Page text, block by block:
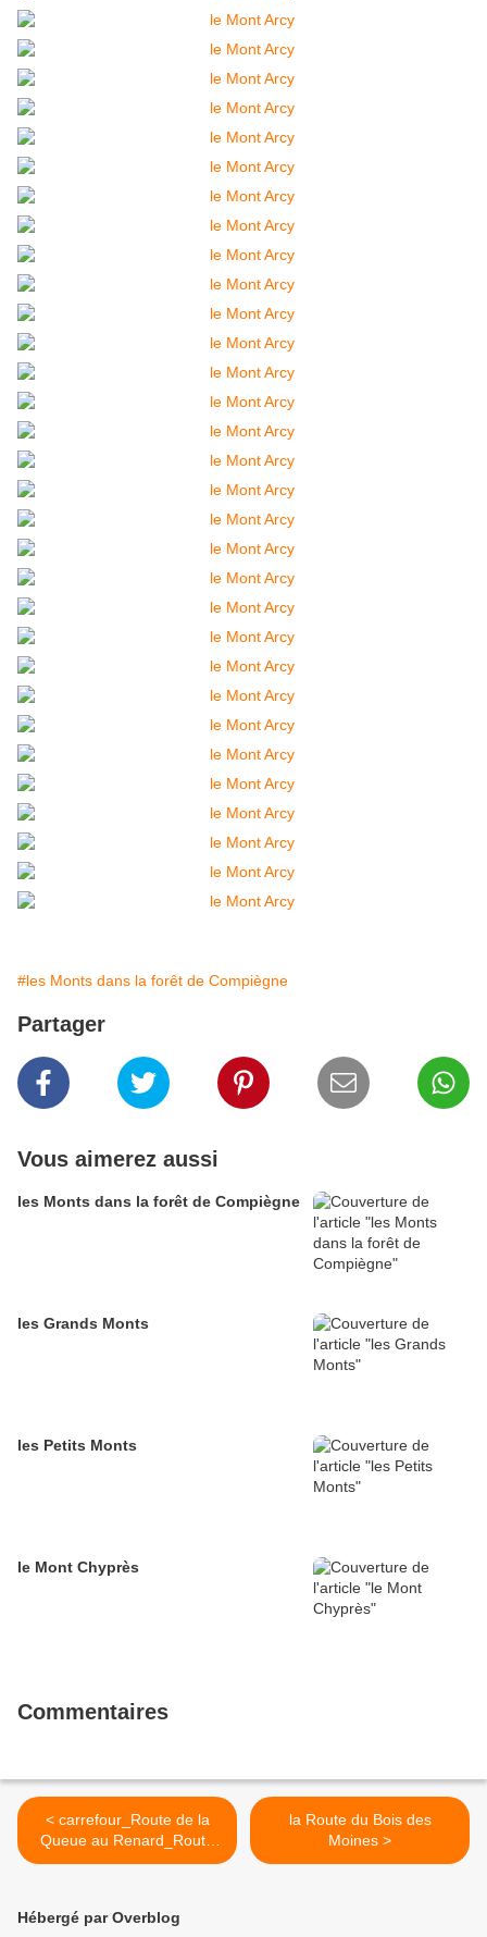
#les Monts dans la forêt de Compiègne
Partager
Vous aimerez aussi
les Monts dans la forêt de Compiègne
les Grands Monts
les Petits Monts
le Mont Chyprès
Commentaires
< carrefour_Route de la
Queue au Renard_Route
de la Croix
la Route du Bois des
Moines >
Hébergé par Overblog